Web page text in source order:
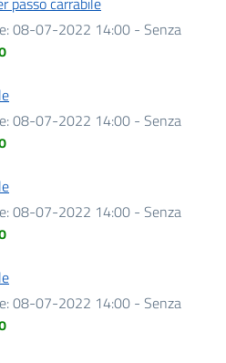
08-07-2022 14:00 - Senza
08-07-2022 14:00 - Senza
08-07-2022 14:00 - Senza
08-07-2022 14:00 - Senza